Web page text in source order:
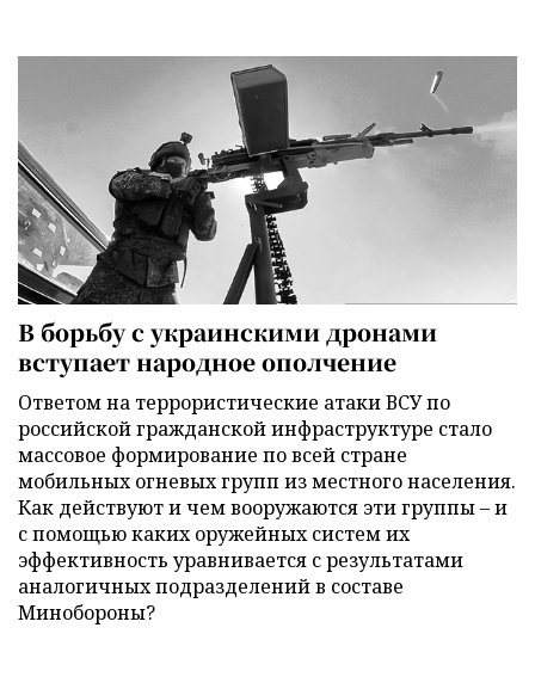
В борьбу с украинскими дронами
вступает народное ополчение
Ответом на террористические атаки ВСУ по
российской гражданской инфраструктуре стало
массовое формирование по всей стране
мобильных огневых групп из местного населения.
Как действуют и чем вооружаются эти группы – и
с помощью каких оружейных систем их
эффективность уравнивается с результатами
аналогичных подразделений в составе
Минобороны?